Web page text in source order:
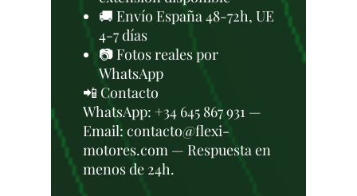
🚚 Envío España 48-72h, UE
4-7 días
📷 Fotos reales por
WhatsApp
📲 Contacto
WhatsApp: +34 645 867 931 —
Email: contacto@flexi-
motores.com — Respuesta en
menos de 24h.